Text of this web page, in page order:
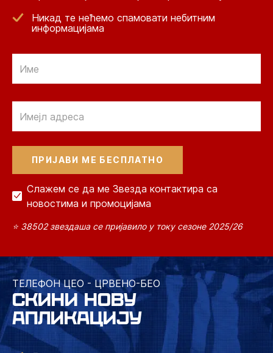
Никад те нећемо спамовати небитним
информацијама
Слажем се да ме Звезда контактира са
новостима и промоцијама
⭐ 38502 звездаша се пријавило у току сезоне 2025/26
ТЕЛЕФОН ЦЕО - ЦРВЕНО-БЕО
СКИНИ НОВУ
АПЛИКАЦИЈУ